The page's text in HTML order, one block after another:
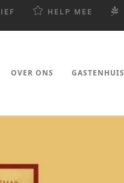
HELP MEE
OVER ONS GASTENHUIS